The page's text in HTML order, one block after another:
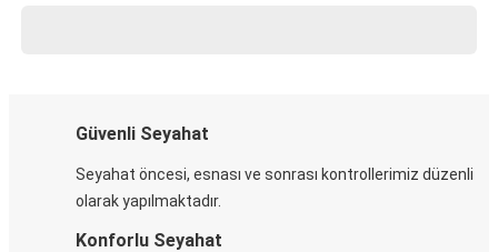
Güvenli Seyahat
Seyahat öncesi, esnası ve sonrası kontrollerimiz düzenli
olarak yapılmaktadır.
Konforlu Seyahat